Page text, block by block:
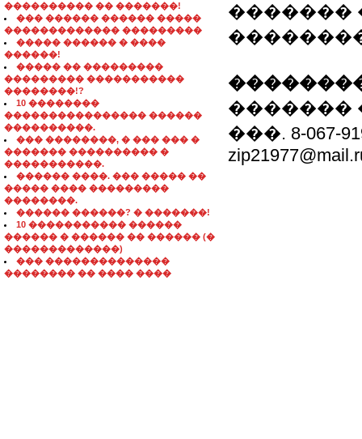
���������� �� �������!
��� ������ ������ �����
������������� ���������
����� ������ � ����
������!
����� �� ���������
��������� �����������
��������!?
10 ��������
���������������� ������
����������.
��� ��������, � ��� ��� �
������� ���������� �
�����������.
������ ����. ��� ����� ��
����� ���� ���������
��������.
������ ������? � �������!
10 ����������� ������
������ � ������ �� ������ (�
�������������)
��� ��������������
�������� �� ���� ����
�������
�������
���. 8-067-